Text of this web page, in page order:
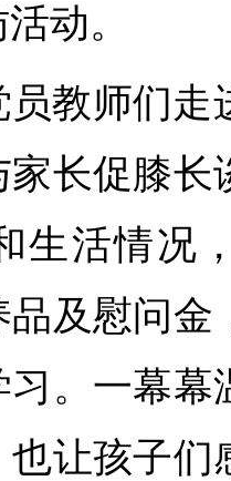
动。
教师们走
长促膝长
生活情况
及慰问金
。一幕幕
让孩子们